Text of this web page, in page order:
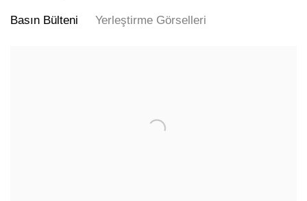
Basın Bülteni Yerleştirme Görselleri